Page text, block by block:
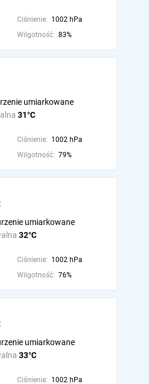
Ciśnienie: 1002 hPa
Wilgotność: 83%
31°C
umiarkowane
Ciśnienie: 1002 hPa
Wilgotność: 79%
32°C
umiarkowane
Ciśnienie: 1002 hPa
Wilgotność: 76%
33°C
umiarkowane
Ciśnienie: 1002 hPa